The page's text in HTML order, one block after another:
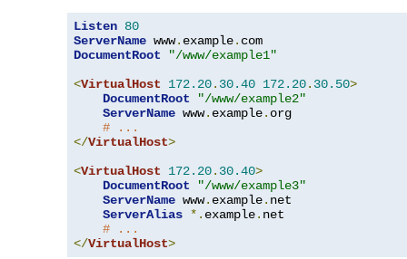
Listen 80
ServerName www. example.
DocumentRoot
"/www/example1"
<VirtualHost 172.20. 30.40 172.20. 30.50>
DocumentRoot
"/www/example2"
ServerName www. example. org
# ...
</VirtualHost>
<VirtualHost 172.20. 30.40>
DocumentRoot
"/www/example3"
ServerName www. example. net
ServerAlias *. example. net
# ...
</VirtualHost>